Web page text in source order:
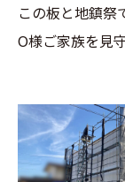
この板と地鎮祭
O様ご家族を見